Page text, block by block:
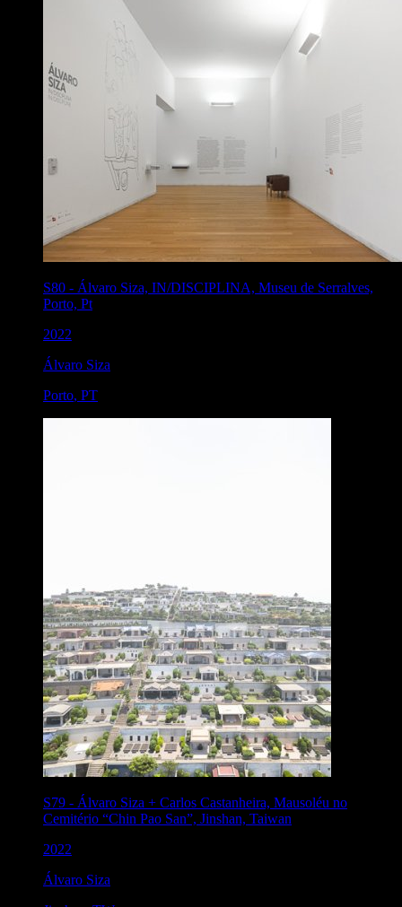
S80 - Álvaro Siza, IN/DISCIPLINA, Museu de Serralves,
Porto, Pt
2022
Álvaro Siza
Porto, PT
S79 - Álvaro Siza + Carlos Castanheira, Mausoléu no
Cemitério “Chin Pao San”, Jinshan, Taiwan
2022
Álvaro Siza